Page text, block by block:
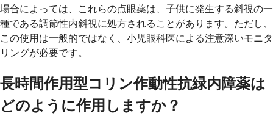
場合によっては、これらの点眼薬は、子供に発生する斜視の一
種である調節性内斜視に処方されることがあります。ただし、
この使用は一般的ではなく、小児眼科医による注意深いモニタ
リングが必要です。
長時間作用型コリン作動性抗緑内障薬は
どのように作用しますか？